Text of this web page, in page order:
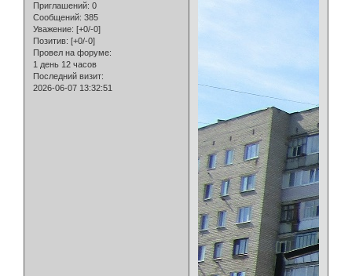
Приглашений: 0
Сообщений: 385
Уважение: [+0/-0]
Позитив: [+0/-0]
Провел на форуме:
1 день 12 часов
Последний визит:
2026-06-07 13:32:51